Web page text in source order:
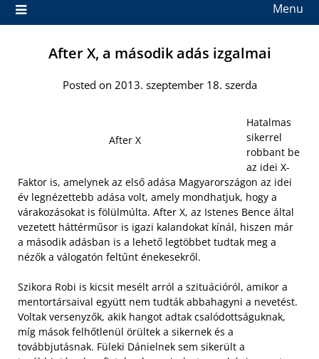
Menu
After X, a második adás izgalmai
Posted on 2013. szeptember 18. szerda
After X
Hatalmas
sikerrel
robbant be
az idei X-
Faktor is, amelynek az első adása Magyarországon az idei
év legnézettebb adása volt, amely mondhatjuk, hogy a
várakozásokat is fölülmúlta. After X, az Istenes Bence által
vezetett háttérműsor is igazi kalandokat kínál, hiszen már
a második adásban is a lehető legtöbbet tudtak meg a
nézők a válogatón feltűnt énekesekről.
Szikora Robi is kicsit mesélt arról a szituációról, amikor a
mentortársaival együtt nem tudták abbahagyni a nevetést.
Voltak versenyzők, akik hangot adtak csalódottságuknak,
míg mások felhőtlenül örültek a sikernek és a
továbbjutásnak. Füleki Dánielnek sem sikerült a